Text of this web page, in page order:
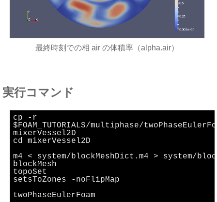
最終時刻での相 air の体積率（alpha.air）
実行コマンド
cp -r
$FOAM_TUTORIALS/multiphase/
mixerVessel2D
cd mixerVessel2D
m4 < system/blockMeshDict.m4 > system/
blockMesh
topoSet
setsToZones -noFlipMap
twoPhaseEulerFoam